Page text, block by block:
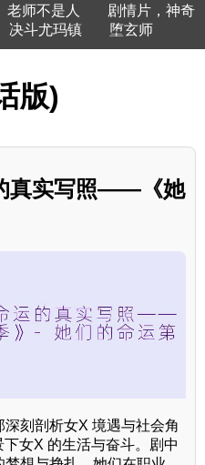
老师不是人
剧情片，神奇
决斗尤玛镇 堕玄师
版)
真实写照——《她
深刻剖析女X 境遇与社会角
女X 的生活与奋斗。剧中